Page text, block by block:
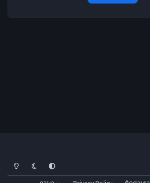
โหมดสว่างโหมดมืด การตั้งค่าระบบ